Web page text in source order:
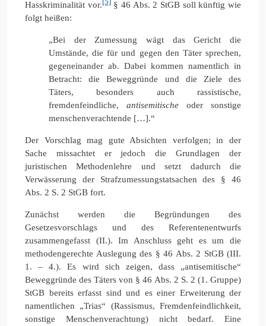
Hasskriminalität vor.
§ 46 Abs. 2 StGB soll künftig wie
folgt heißen:
„Bei der Zumessung wägt das Gericht die
Umstände, die für und gegen den Täter sprechen,
gegeneinander ab. Dabei kommen namentlich in
Betracht: die Beweggründe und die Ziele des
Täters, besonders auch rassistische,
fremdenfeindliche, antisemitische oder sonstige
menschenverachtende […].“
Der Vorschlag mag gute Absichten verfolgen; in der
Sache missachtet er jedoch die Grundlagen der
juristischen Methodenlehre und setzt dadurch die
Verwässerung der Strafzumessungstatsachen des § 46
Abs. 2 S. 2 StGB fort.
Zunächst werden die Begründungen des
Gesetzesvorschlags und des Referentenentwurfs
zusammengefasst (II.). Im Anschluss geht es um die
methodengerechte Auslegung des § 46 Abs. 2 StGB (III.
1. – 4.). Es wird sich zeigen, dass „antisemitische“
Beweggründe des Täters von § 46 Abs. 2 S. 2 (1. Gruppe)
StGB bereits erfasst sind und es einer Erweiterung der
namentlichen „Trias“ (Rassismus, Fremdenfeindlichkeit,
sonstige Menschenverachtung) nicht bedarf. Eine